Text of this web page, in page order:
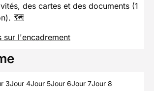
des cartes et des documents (1
🗺️
sur l'encadrement
3Jour 4Jour 5Jour 6Jour 7Jour 8